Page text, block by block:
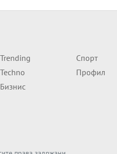
Trending
Techno
Бизнис
Спорт
Профил